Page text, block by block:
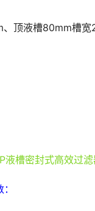
顶液槽80mm槽宽